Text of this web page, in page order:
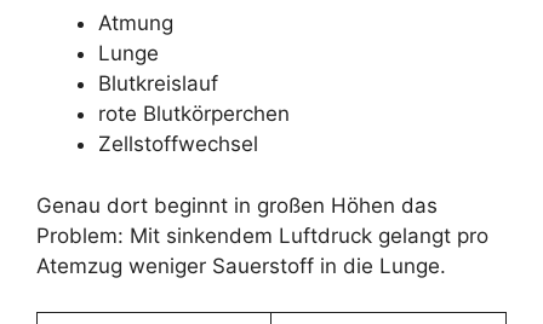
Atmung
Lunge
Blutkreislauf
rote Blutkörperchen
Zellstoffwechsel
Genau dort beginnt in großen Höhen das
Problem: Mit sinkendem Luftdruck gelangt pro
Atemzug weniger Sauerstoff in die Lunge.